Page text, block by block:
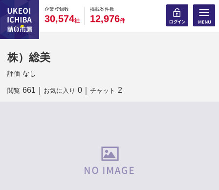
企業登録数
0
3
0
0,
0
5
0
74社
掲載案件数
0
1
0
2,
0
9
0
76件
株）総美
評価 なし
閲覧 661 お気に入り 0 チャット 2